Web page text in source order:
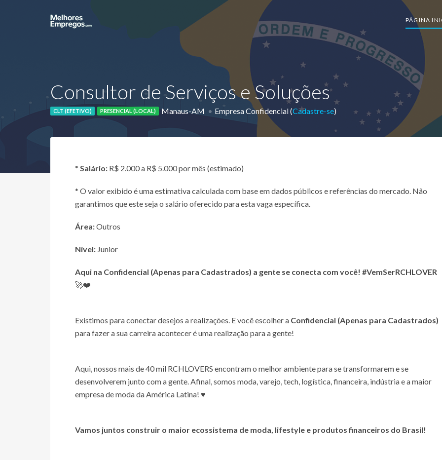
PÁGINA
Consultor de Serviços e Soluções
CLT (EFETIVO) PRESENCIAL (LOCAL) Manaus-AM Empresa Confidencial (Cadastre-se)
* Salário: R$ 2.000 a R$ 5.000 por mês (estimado)
* O valor exibido é uma estimativa calculada com base em dados públicos e referências do mercado. Não
garantimos que este seja o salário oferecido para esta vaga específica.
Área:Outros
Nível: Junior
Aqui na Confidencial (Apenas para Cadastrados) a gente se conecta com você! #VemSerRCHLOVER
🚀❤️
Existimos para conectar desejos a realizações. E você escolher a Confidencial (Apenas para Cadastrados)
para fazer a sua carreira acontecer é uma realização para a gente!
Aqui, nossos mais de 40 mil RCHLOVERS encontram o melhor ambiente para se transformarem e se
desenvolverem junto com a gente. Afinal, somos moda, varejo, tech, logística, financeira, indústria e a maior
empresa de moda da América Latina! ♥
Vamos juntos construir o maior ecossistema de moda, lifestyle e produtos financeiros do Brasil!